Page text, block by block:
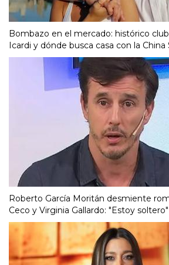
Bombazo en el mercado: histórico
Icardi y dónde busca casa con la China
Roberto García Moritán desmiente
Ceco y Virginia Gallardo: "Estoy soltero"